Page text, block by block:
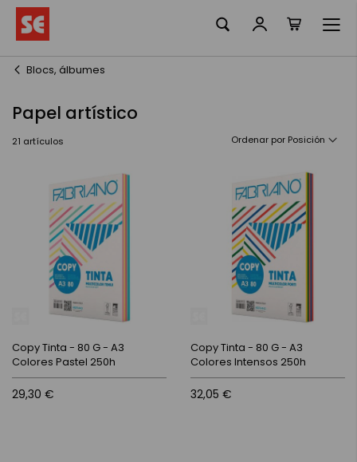
contenido
Blocs, álbumes
Papel artístico
21 artículos Ordenar por
Copy Tinta - 80 G - A3
Colores Pastel 250h
29,30 €
Copy Tinta - 80 G - A3
Colores Intensos 250h
32,05 €